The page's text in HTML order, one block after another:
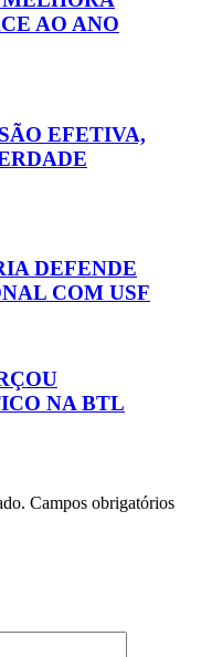
AO ANO
EFETIVA,
DEFENDE
COM USF
NA BTL
Campos obrigatórios